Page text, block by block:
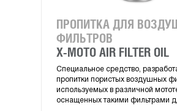
ПРОПИТКА ДЛЯ
ФИЛЬТРОВ
X-MOTO AIR FILTER OIL
Специальное средство,
пропитки пористых воздушных
используемых в различной
оснащенных такими фильтрами